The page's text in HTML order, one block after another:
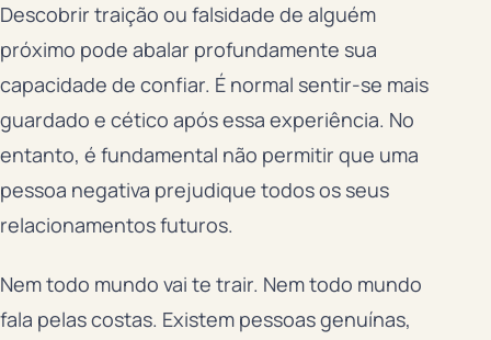
Descobrir traição ou falsidade de alguém
próximo pode abalar profundamente sua
capacidade de confiar. É normal sentir-se mais
guardado e cético após essa experiência. No
entanto, é fundamental não permitir que uma
pessoa negativa prejudique todos os seus
relacionamentos futuros.
Nem todo mundo vai te trair. Nem todo mundo
fala pelas costas. Existem pessoas genuínas,